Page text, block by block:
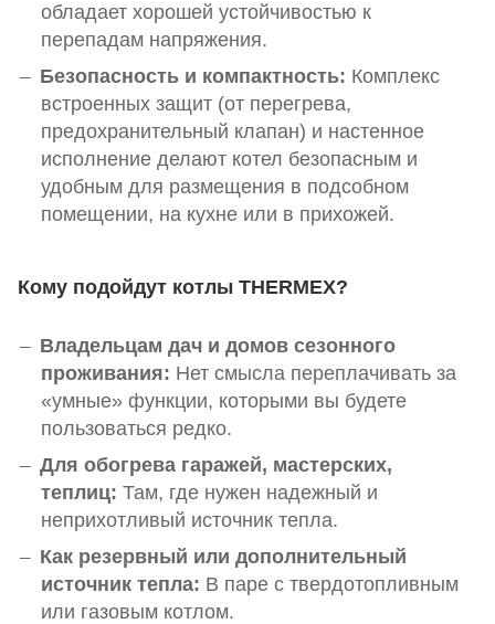
обладает хорошей устойчивостью к
перепадам напряжения.
Безопасность и компактность: Комплекс
встроенных защит (от перегрева,
предохранительный клапан) и настенное
исполнение делают котел безопасным и
удобным для размещения в подсобном
помещении, на кухне или в прихожей.
Кому подойдут котлы THERMEX?
Владельцам дач и домов сезонного
проживания: Нет смысла переплачивать за
«умные» функции, которыми вы будете
пользоваться редко.
Для обогрева гаражей, мастерских,
теплиц: Там, где нужен надежный и
неприхотливый источник тепла.
Как резервный или дополнительный
источник тепла: В паре с твердотопливным
или газовым котлом.